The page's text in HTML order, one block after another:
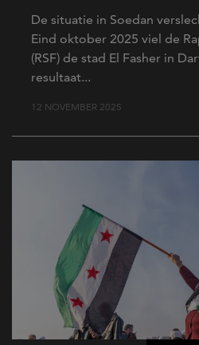
De situatie in Soedan
Eind oktober 2025 viel de
(RSF) de stad El Fasher in
resultaat...
12 NOVEMBER 2025